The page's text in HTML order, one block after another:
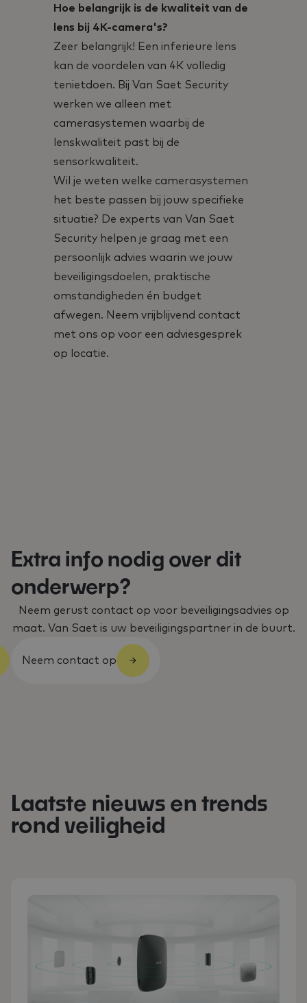
Hoe belangrijk is de kwaliteit van de
lens bij 4K-camera's?
Zeer belangrijk! Een inferieure lens
kan de voordelen van 4K volledig
tenietdoen. Bij Van Saet Security
werken we alleen met
camerasystemen waarbij de
lenskwaliteit past bij de
sensorkwaliteit.
Wil je weten welke camerasystemen
het beste passen bij jouw specifieke
situatie? De experts van Van Saet
Security helpen je graag met een
persoonlijk advies waarin we jouw
beveiligingsdoelen, praktische
omstandigheden én budget
afwegen. Neem vrijblijvend contact
met ons op voor een adviesgesprek
op locatie.
Extra info nodig over dit
onderwerp?
Neem gerust contact op voor beveiligingsadvies op
maat. Van Saet is uw beveiligingspartner in de buurt.
Neem contact op
Laatste nieuws en trends
rond veiligheid